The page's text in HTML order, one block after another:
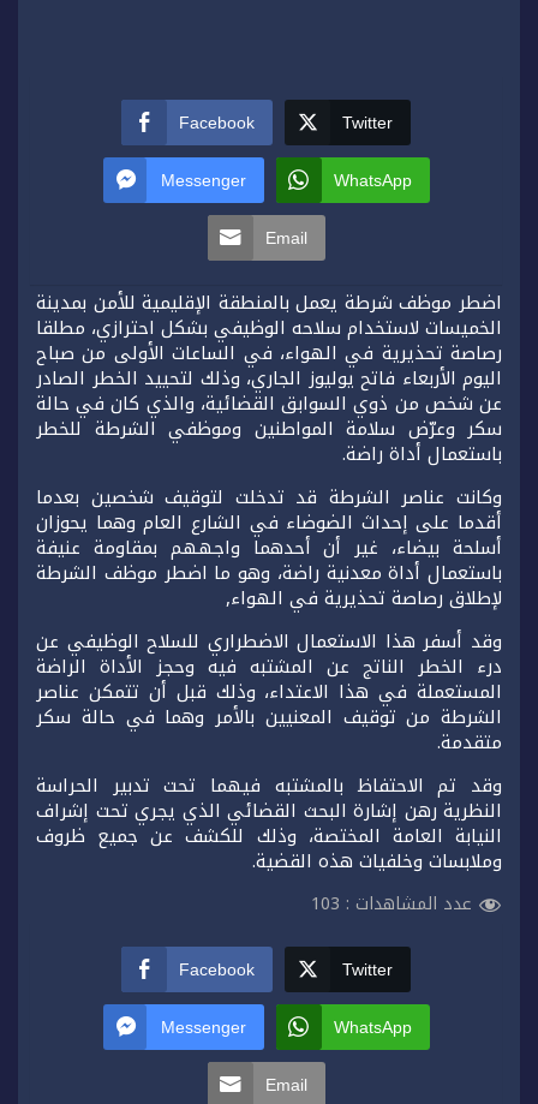
Facebook Twitter
Messenger WhatsApp
Email
اضطر موظف شرطة يعمل بالمنطقة الإقليمية للأمن بمدينة
الخميسات لاستخدام سلاحه الوظيفي بشكل احترازي، مطلقا
رصاصة تحذيرية في الهواء، في الساعات الأولى من صباح
اليوم الأربعاء فاتح يوليوز الجاري، وذلك لتحييد الخطر الصادر
عن شخص من ذوي السوابق القضائية، والذي كان في حالة
سكر وعرّض سلامة المواطنين وموظفي الشرطة للخطر
باستعمال أداة راضة.
وكانت عناصر الشرطة قد تدخلت لتوقيف شخصين بعدما
أقدما على إحداث الضوضاء في الشارع العام وهما يحوزان
أسلحة بيضاء، غير أن أحدهما واجههم بمقاومة عنيفة
باستعمال أداة معدنية راضة، وهو ما اضطر موظف الشرطة
لإطلاق رصاصة تحذيرية في الهواء,
وقد أسفر هذا الاستعمال الاضطراري للسلاح الوظيفي عن
درء الخطر الناتج عن المشتبه فيه وحجز الأداة الراضة
المستعملة في هذا الاعتداء، وذلك قبل أن تتمكن عناصر
الشرطة من توقيف المعنيين بالأمر وهما في حالة سكر
متقدمة.
وقد تم الاحتفاظ بالمشتبه فيهما تحت تدبير الحراسة
النظرية رهن إشارة البحث القضائي الذي يجري تحت إشراف
النيابة العامة المختصة، وذلك للكشف عن جميع ظروف
وملابسات وخلفيات هذه القضية.
عدد المشاهدات : 103
Facebook Twitter
Messenger WhatsApp
Email